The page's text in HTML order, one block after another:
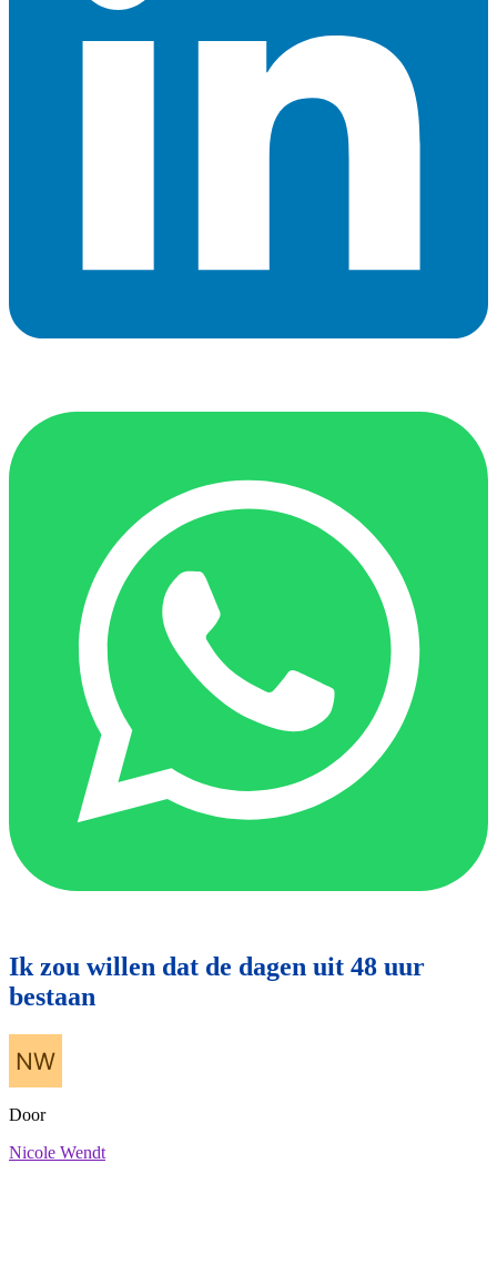
Ik zou willen dat de dagen uit 48 uur
bestaan
Door
Nicole Wendt